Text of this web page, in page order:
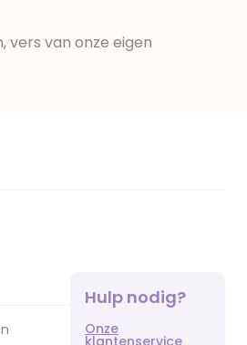
vers van onze eigen
Hulp nodig?
Onze
klantenservice